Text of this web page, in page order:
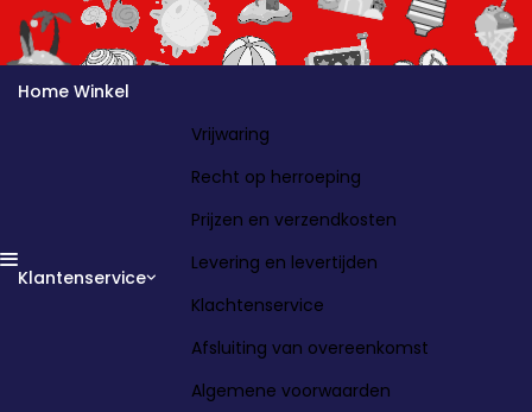
Home Winkel
Klantenservice
Vrijwaring
Recht op herroeping
Prijzen en verzendkosten
Levering en levertijden
Klachtenservice
Afsluiting van overeenkomst
Algemene voorwaarden